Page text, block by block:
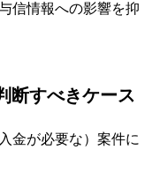
信情報への影響を抑
断すべきケース
金が必要な）案件に